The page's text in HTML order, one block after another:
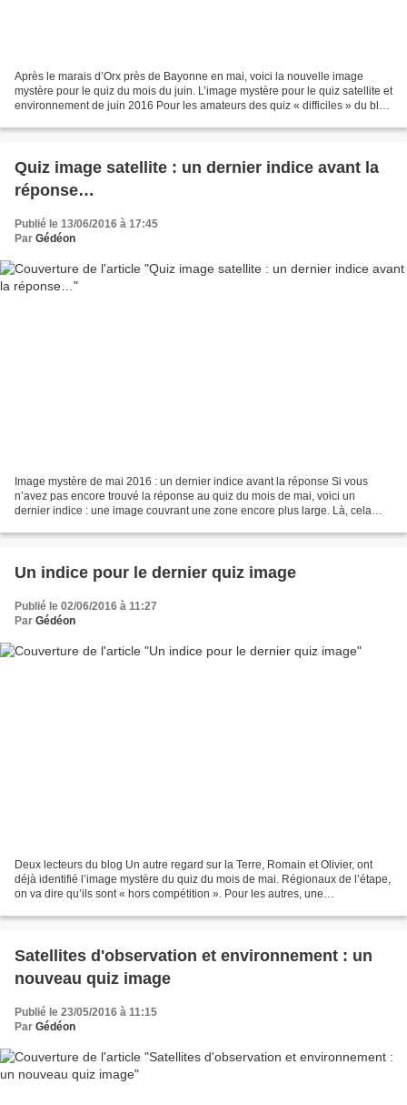
Après le marais d’Orx près de Bayonne en mai, voici la nouvelle image
mystère pour le quiz du mois du juin. L’image mystère pour le quiz satellite et
environnement de juin 2016 Pour les amateurs des quiz « difficiles » du blog
Quiz image satellite : un dernier indice avant la
réponse…
Publié le 13/06/2016 à 17:45
Par Gédéon
Image mystère de mai 2016 : un dernier indice avant la réponse Si vous
n’avez pas encore trouvé la réponse au quiz du mois de mai, voici un
dernier indice : une image couvrant une zone encore plus large. Là, cela
Un indice pour le dernier quiz image
Publié le 02/06/2016 à 11:27
Par Gédéon
Deux lecteurs du blog Un autre regard sur la Terre, Romain et Olivier, ont
déjà identifié l’image mystère du quiz du mois de mai. Régionaux de l’étape,
on va dire qu’ils sont « hors compétition ». Pour les autres, une
Satellites d'observation et environnement : un
nouveau quiz image
Publié le 23/05/2016 à 11:15
Par Gédéon